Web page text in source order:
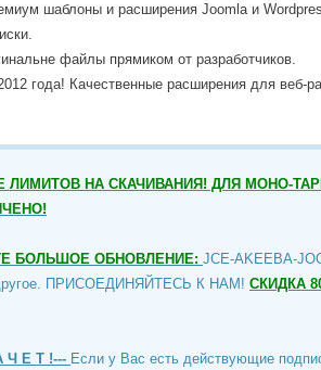
шаблоны и расширения Joomla и
файлы прямиком от разработчиков.
года! Качественные расширения для веб-
ЛИМИТОВ НА СКАЧИВАНИЯ! ДЛЯ МОНО-
БОЛЬШОЕ ОБНОВЛЕНИЕ: JCE-AKEEBA-
другое. ПРИСОЕДИНЯЙТЕСЬ К НАМ! СКИДКА
Е Т !--- Если у Вас есть действующие